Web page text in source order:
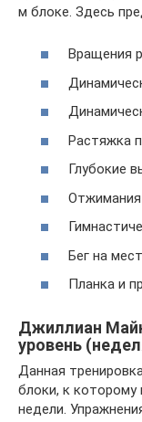
м блоке. Здесь
Вращения
Растяжка
Глубокие
Бег на
Планка и
Джиллиан
уровень
Данная
блоки, к
недели.